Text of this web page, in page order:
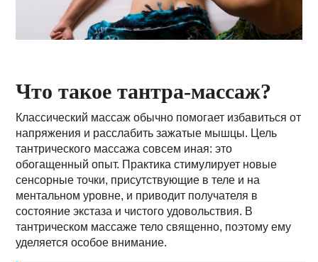
Что такое тантра-массаж?
Классический массаж обычно помогает избавиться от
напряжения и расслабить зажатые мышцы. Цель
тантрического массажа совсем иная: это
обогащенный опыт. Практика стимулирует новые
сенсорные точки, присутствующие в теле и на
ментальном уровне, и приводит получателя в
состояние экстаза и чистого удовольствия. В
тантрическом массаже тело священно, поэтому ему
уделяется особое внимание.